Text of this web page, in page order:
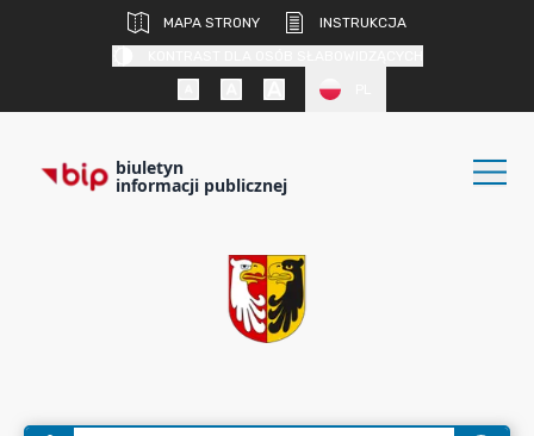
MAPA STRONY
INSTRUKCJA
biuletyn
informacji publicznej